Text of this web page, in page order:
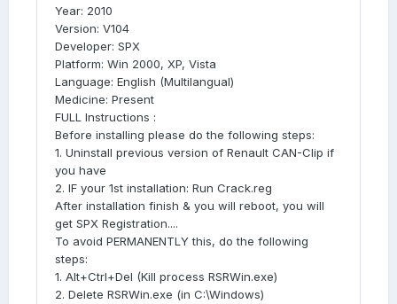
Year: 2010
Version: V104
Developer: SPX
Platform: Win 2000, XP, Vista
Language: English (Multilangual)
Medicine: Present
FULL Instructions :
Before installing please do the following steps:
1. Uninstall previous version of Renault CAN-Clip if
you have
2. IF your 1st installation: Run Crack.reg
After installation finish & you will reboot, you will
get SPX Registration....
To avoid PERMANENTLY this, do the following
steps:
1. Alt+Ctrl+Del (Kill process RSRWin.exe)
2. Delete RSRWin.exe (in C:\Windows)